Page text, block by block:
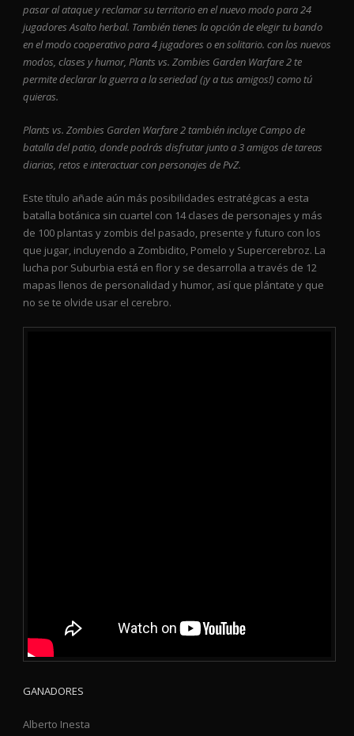
pasar al ataque y reclamar su territorio en el nuevo modo para 24
jugadores Asalto herbal. También tienes la opción de elegir tu bando
en el modo cooperativo para 4 jugadores o en solitario. con los nuevos
modos, clases y humor, Plants vs. Zombies Garden Warfare 2 te
permite declarar la guerra a la seriedad (¡y a tus amigos!) como tú
quieras.
Plants vs. Zombies Garden Warfare 2 también incluye Campo de
batalla del patio, donde podrás disfrutar junto a 3 amigos de tareas
diarias, retos e interactuar con personajes de PvZ.
Este título añade aún más posibilidades estratégicas a esta
batalla botánica sin cuartel con 14 clases de personajes y más
de 100 plantas y zombis del pasado, presente y futuro con los
que jugar, incluyendo a Zombidito, Pomelo y Supercerebroz. La
lucha por Suburbia está en flor y se desarrolla a través de 12
mapas llenos de personalidad y humor, así que plántate y que
no se te olvide usar el cerebro.
GANADORES
Alberto Inesta